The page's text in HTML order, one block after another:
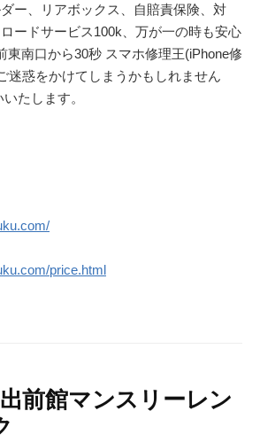
ー、リアボックス、自賠責保険、対
ードサービス100k、万が一の時も安心
東南口から30秒 スマホ修理王(iPhone修
迷惑をかけてしまうかもしれません
たします。
price.html
前館マンスリーレン